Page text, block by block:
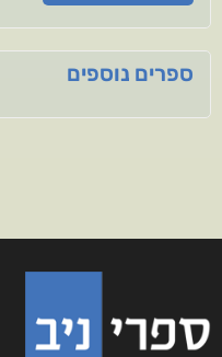
ספרים נוספים